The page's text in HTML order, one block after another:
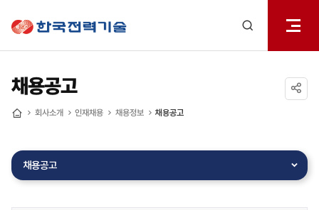
열기
채용공고
회사소개 인재채용 채용정보 채용공고
채용공고